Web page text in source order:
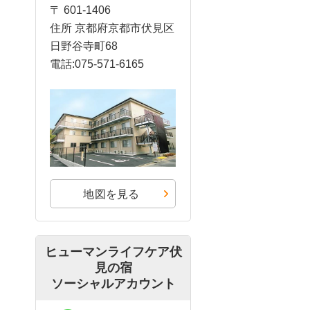
〒 601-1406
住所 京都府京都市伏見区
日野谷寺町68
電話:075-571-6165
地図を見る
ヒューマンライフケア伏
見の宿
ソーシャルアカウント